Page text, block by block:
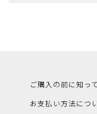
ご購入の前に知っ
お支払い方法につ